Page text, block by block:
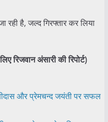
है, जल्द गिरफ्तार कर लिया
रिजवान अंसारी की रिपोर्ट)
और प्रेमचन्द जयंती पर सफल